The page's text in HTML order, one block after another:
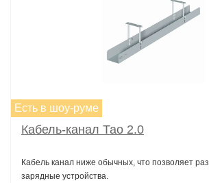
Есть в шоу-руме
Кабель-канал Тао 2.0
Кабель канал ниже обычных, что позволяет
зарядные устройства.